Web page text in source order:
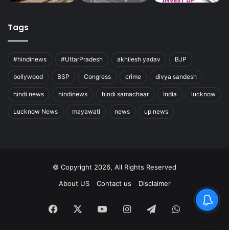
Tags
#hindinews #UttarPradesh akhilesh yadav BJP
bollywood BSP Congress crime divya sandesh
hindi news hindinews hindi samachaar India lucknow
Lucknow News mayawati news up news
© Copyright 2026, All Rights Reserved
About US
Contact us Disclaimer
Facebook YouTubeInstagramTelegramWhatsApp